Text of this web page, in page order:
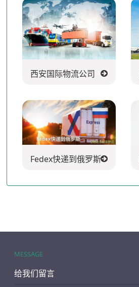
西安国际物流公司
Fedex快递到俄罗斯
MESSAGE
给我们留言